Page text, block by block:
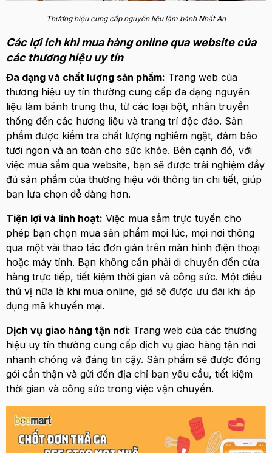
Thương hiệu cung cấp nguyên liệu làm bánh Nhất An
Các lợi ích khi mua hàng online qua website của
các thương hiệu uy tín
Đa dạng và chất lượng sản phẩm: Trang web của
thương hiệu uy tín thường cung cấp đa dạng nguyên
liệu làm bánh trung thu, từ các loại bột, nhân truyền
thống đến các hương liệu và trang trí độc đáo. Sản
phẩm được kiểm tra chất lượng nghiêm ngặt, đảm bảo
tươi ngon và an toàn cho sức khỏe. Bên cạnh đó, với
việc mua sắm qua website, bạn sẽ được trải nghiệm đầy
đủ sản phẩm của thương hiệu với thông tin chi tiết, giúp
bạn lựa chọn dễ dàng hơn.
Tiện lợi và linh hoạt: Việc mua sắm trực tuyến cho
phép bạn chọn mua sản phẩm mọi lúc, mọi nơi thông
qua một vài thao tác đơn giản trên màn hình điện thoại
hoặc máy tính. Bạn không cần phải di chuyển đến cửa
hàng trực tiếp, tiết kiệm thời gian và công sức. Một điều
thú vị nữa là khi mua online, giá sẽ được ưu đãi khi áp
dụng mã khuyến mại.
Dịch vụ giao hàng tận nơi: Trang web của các thương
hiệu uy tín thường cung cấp dịch vụ giao hàng tận nơi
nhanh chóng và đáng tin cậy. Sản phẩm sẽ được đóng
gói cẩn thận và gửi đến địa chỉ bạn yêu cầu, tiết kiệm
thời gian và công sức trong việc vận chuyển.